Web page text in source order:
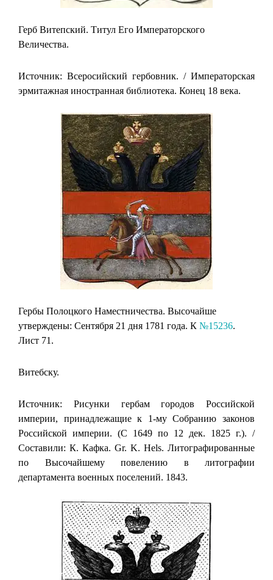
Герб Витепский. Титул Его Императорского
Величества.
Источник: Всеросийский гербовник. / Императорская
эрмитажная иностранная библиотека. Конец 18 века.
Гербы Полоцкого Наместничества. Высочайше
утверждены: Сентября 21 дня 1781 года. К №15236.
Лист 71.
Витебску.
Источник: Рисунки гербам городов Российской
империи, принадлежащие к 1-му Собранию законов
Российской империи. (С 1649 по 12 дек. 1825 г.). /
Составили: К. Кафка. Gr. K. Hels. Литографированные
по Высочайшему повелению в литографии
департамента военных поселений. 1843.